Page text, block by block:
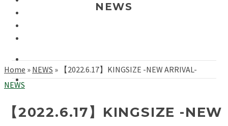
NEWS
Home » NEWS »
【2022.6.17】KINGSIZE -NEW ARRIVAL-
NEWS
【2022.6.17】KINGSIZE -NEW